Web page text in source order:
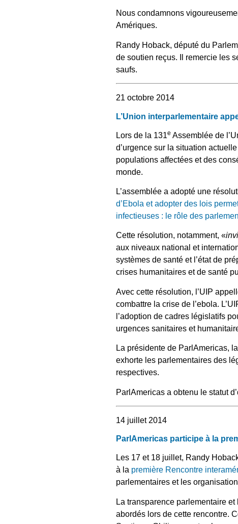
Nous condamnons
Amériques.
Randy Hoback, député du
de soutien reçus. Il remercie les
saufs.
21 octobre 2014
L’Union interparlementaire
Lors de la 131e Assemblée de
d’urgence sur la situation
populations affectées et des
monde.
L’assemblée a adopté une
d’Ebola et adopter des lois
infectieuses : le rôle des
Cette résolution, notamment, «
aux niveaux national et
systèmes de santé et l’état de
crises humanitaires et de santé
Avec cette résolution, l’UIP
combattre la crise de l’ebola.
l’adoption de cadres législatifs
urgences sanitaires et
La présidente de ParlAmericas,
exhorte les parlementaires des
respectives.
ParlAmericas a obtenu le statut
14 juillet 2014
ParlAmericas participe à la
Les 17 et 18 juillet, Randy
à la première Rencontre
parlementaires et les
La transparence parlementaire
abordés lors de cette rencontre.